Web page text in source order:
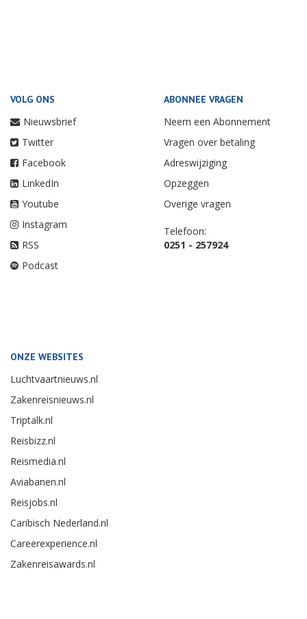
VOLG ONS
Nieuwsbrief
Twitter
Facebook
LinkedIn
Youtube
Instagram
RSS
Podcast
ABONNEE VRAGEN
Neem een Abonnement
Vragen over betaling
Adreswijziging
Opzeggen
Overige vragen
Telefoon:
0251 - 257924
ONZE WEBSITES
Luchtvaartnieuws.nl
Zakenreisnieuws.nl
Triptalk.nl
Reisbizz.nl
Reismedia.nl
Aviabanen.nl
Reisjobs.nl
Caribisch Nederland.nl
Careerexperience.nl
Zakenreisawards.nl